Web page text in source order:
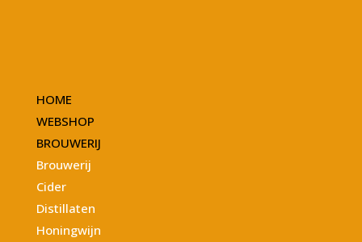
HOME
WEBSHOP
BROUWERIJ
Brouwerij
Cider
Distillaten
Honingwijn